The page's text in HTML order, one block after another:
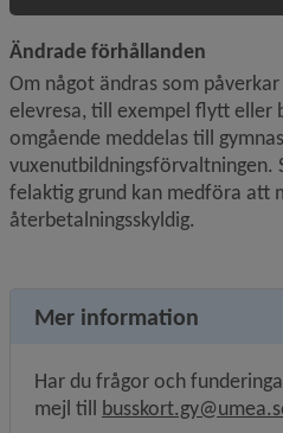
Ändrade förhållanden
Om något ändras som
elevresa, till exempel flytt eller
omgående meddelas till
vuxenutbildningsförvaltningen.
felaktig grund kan medföra att
återbetalningsskyldig.
Mer information
Har du frågor och
mejl till